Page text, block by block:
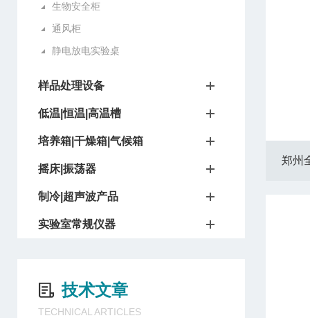
生物安全柜
通风柜
静电放电实验桌
样品处理设备
低温|恒温|高温槽
培养箱|干燥箱|气候箱
摇床|振荡器
制冷|超声波产品
实验室常规仪器
技术文章
TECHNICAL ARTICLES
郑州